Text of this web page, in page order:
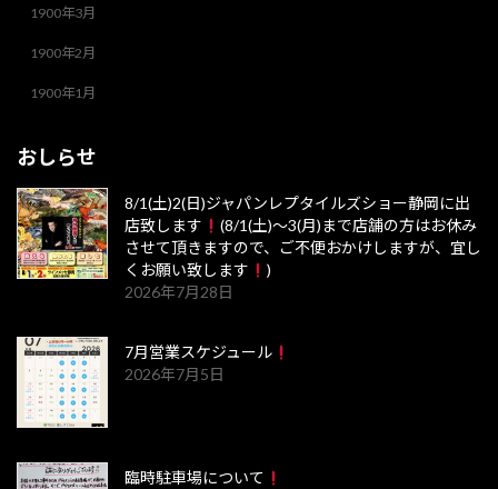
1900年3月
1900年2月
1900年1月
おしらせ
8/1(土)2(日)ジャパンレプタイルズショー静岡に出
店致します
(8/1(土)～3(月)まで店舗の方はお休み
させて頂きますので、ご不便おかけしますが、宜し
くお願い致します
)
2026年7月28日
7月営業スケジュール
2026年7月5日
臨時駐車場について